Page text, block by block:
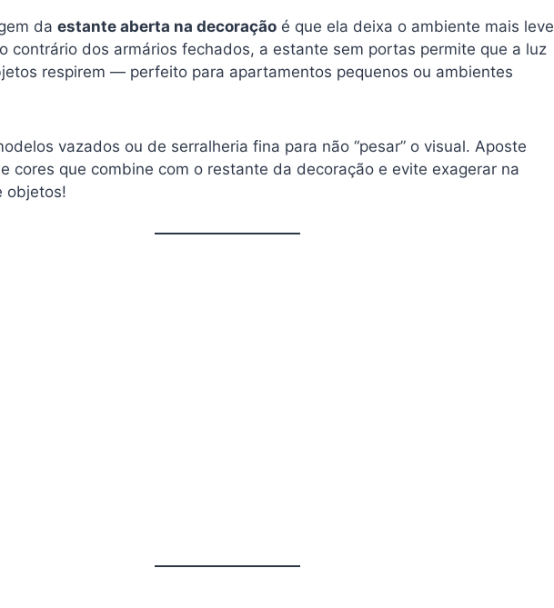
da estante aberta na decoração é que ela deixa o ambiente mais leve
contrário dos armários fechados, a estante sem portas permite que a luz
respirem — perfeito para apartamentos pequenos ou ambientes
vazados ou de serralheria fina para não “pesar” o visual. Aposte
cores que combine com o restante da decoração e evite exagerar na
objetos!